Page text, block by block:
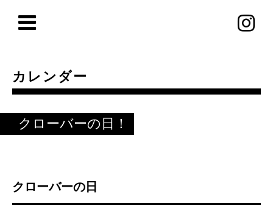
カレンダー
クローバーの日！
クローバーの日